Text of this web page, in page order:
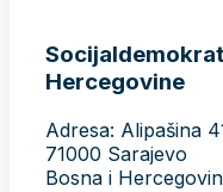
Hercegovine
Adresa: Alipašina
71000 Sarajevo
Bosna i